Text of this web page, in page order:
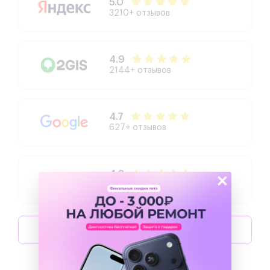
или их перегрев. Своевременная периодическая
чистка – лучшее средство продлить
5.0
3210+ отзывов
4.9
2144+ отзывов
4.7
627+ отзывов
4.3
504+ отзывов
Оставить отзыв
Написать директору
×